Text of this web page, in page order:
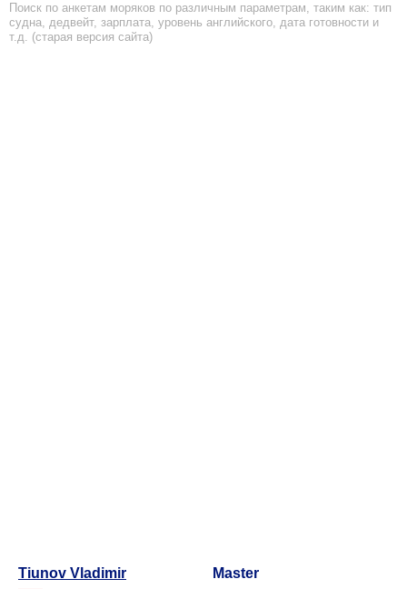
Поиск по анкетам моряков по различным параметрам, таким как: тип
судна, дедвейт, зарплата, уровень английского, дата готовности и
т.д. (старая версия сайта)
Tiunov Vladimir
Master